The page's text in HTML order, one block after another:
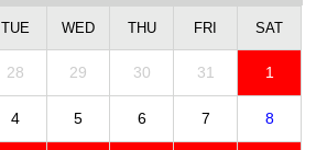
TUE WED THU FRI SAT
28 29 30 31 1
4 5 6 7 8